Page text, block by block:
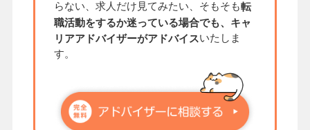
らない、求人だけ見てみたい、そもそも転
職活動をするか迷っている場合でも、キャ
リアアドバイザーがアドバイスいたしま
す。